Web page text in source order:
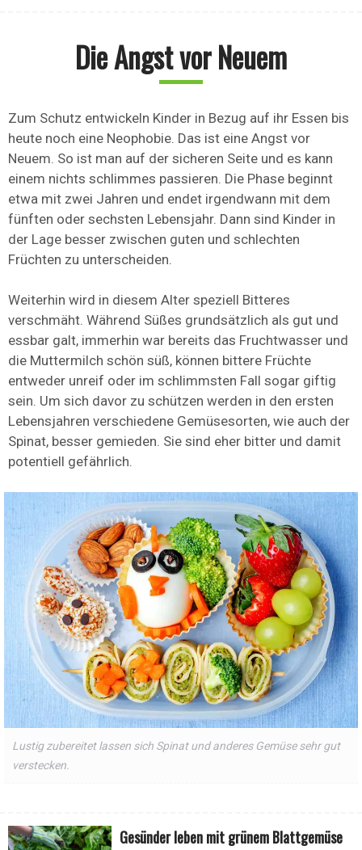
Die Angst vor Neuem
Zum Schutz entwickeln Kinder in Bezug auf ihr Essen bis
heute noch eine Neophobie. Das ist eine Angst vor
Neuem. So ist man auf der sicheren Seite und es kann
einem nichts schlimmes passieren. Die Phase beginnt
etwa mit zwei Jahren und endet irgendwann mit dem
fünften oder sechsten Lebensjahr. Dann sind Kinder in
der Lage besser zwischen guten und schlechten
Früchten zu unterscheiden.
Weiterhin wird in diesem Alter speziell Bitteres
verschmäht. Während Süßes grundsätzlich als gut und
essbar galt, immerhin war bereits das Fruchtwasser und
die Muttermilch schön süß, können bittere Früchte
entweder unreif oder im schlimmsten Fall sogar giftig
sein. Um sich davor zu schützen werden in den ersten
Lebensjahren verschiedene Gemüsesorten, wie auch der
Spinat, besser gemieden. Sie sind eher bitter und damit
potentiell gefährlich.
Lustig zubereitet lassen sich Spinat und anderes Gemüse sehr gut
verstecken.
Gesünder leben mit grünem Blattgemüse